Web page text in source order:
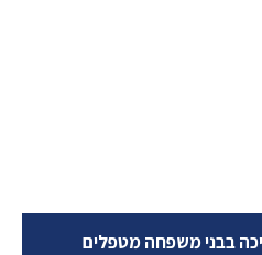
בבני משפחה מטפלים